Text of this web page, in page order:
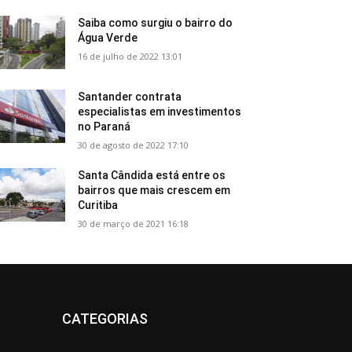
Saiba como surgiu o bairro do
Água Verde
16 de julho de 2022 13:01
Santander contrata
especialistas em investimentos
no Paraná
30 de agosto de 2022 17:10
Santa Cândida está entre os
bairros que mais crescem em
Curitiba
30 de março de 2021 16:18
CATEGORIAS